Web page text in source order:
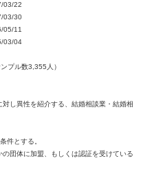
03/22
03/30
05/11
03/04
プル数3,355人）
対し異性を紹介する、結婚相談業・結婚相
件とする。
団体に加盟、もしくは認証を受けている